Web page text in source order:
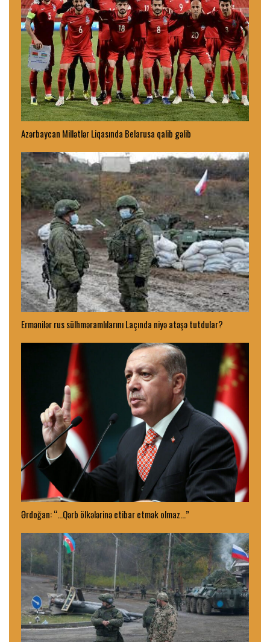
Azərbaycan Millətlər Liqasında Belarusa qalib gəlib
Ermənilər rus sülhməramlılarını Laçında niyə atəşə tutdular?
Ərdoğan: “…Qərb ölkələrinə etibar etmək olmaz…”